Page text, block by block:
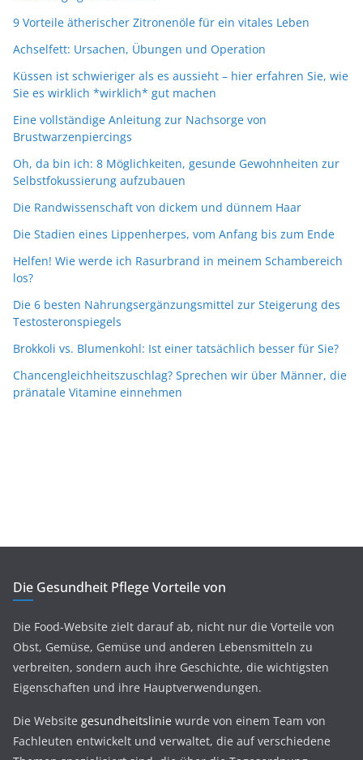
9 Vorteile ätherischer Zitronenöle für ein vitales Leben
Achselfett: Ursachen, Übungen und Operation
Küssen ist schwieriger als es aussieht – hier erfahren Sie, wie
Sie es wirklich *wirklich* gut machen
Eine vollständige Anleitung zur Nachsorge von
Brustwarzenpiercings
Oh, da bin ich: 8 Möglichkeiten, gesunde Gewohnheiten zur
Selbstfokussierung aufzubauen
Die Randwissenschaft von dickem und dünnem Haar
Die Stadien eines Lippenherpes, vom Anfang bis zum Ende
Helfen! Wie werde ich Rasurbrand in meinem Schambereich
los?
Die 6 besten Nahrungsergänzungsmittel zur Steigerung des
Testosteronspiegels
Brokkoli vs. Blumenkohl: Ist einer tatsächlich besser für Sie?
Chancengleichheitszuschlag? Sprechen wir über Männer, die
pränatale Vitamine einnehmen
Die Gesundheit Pflege Vorteile von
Die Food-Website zielt darauf ab, nicht nur die Vorteile von
Obst, Gemüse, Gemüse und anderen Lebensmitteln zu
verbreiten, sondern auch ihre Geschichte, die wichtigsten
Eigenschaften und ihre Hauptverwendungen.
Die Website gesundheitslinie wurde von einem Team von
Fachleuten entwickelt und verwaltet, die auf verschiedene